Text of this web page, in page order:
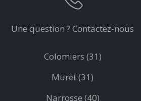
Une question ? Contactez-nous
Colomiers (31)
Muret (31)
Narrosse (40)